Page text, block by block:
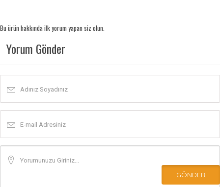
Bu ürün hakkında ilk yorum yapan siz olun.
Yorum Gönder